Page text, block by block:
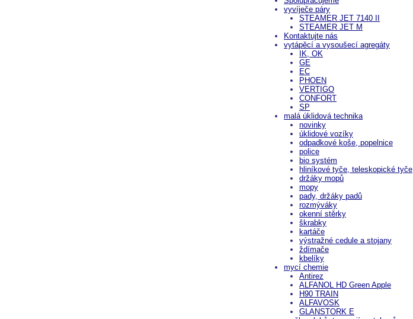
vyvíječe páry
STEAMER JET 7140 II
STEAMER JET M
Kontaktujte nás
vytápěcí a vysoušecí agregáty
IK, OK
GE
EC
PHOEN
VERTIGO
CONFORT
SP
malá úklidová technika
novinky
úklidové vozíky
odpadkové koše, popelnice
police
bio systém
hliníkové tyče, teleskopické tyče
držáky mopů
mopy
pady, držáky padů
rozmýváky
okenní stěrky
škrabky
kartáče
výstražné cedule a stojany
ždímače
kbelíky
mycí chemie
Antirez
ALFANOL HD Green Apple
H90 TRAIN
ALFAVOSK
GLANSTORK E